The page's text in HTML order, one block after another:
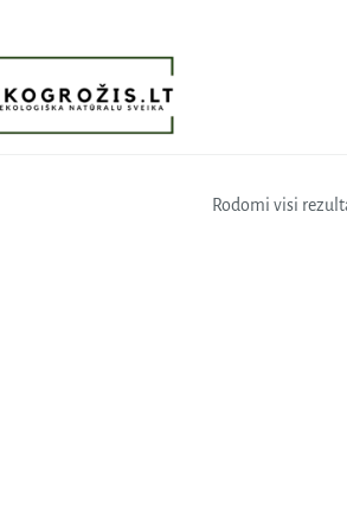
Rodomi visi